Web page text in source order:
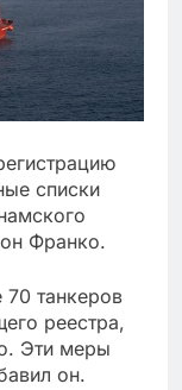
списки
Франко.
танкеров
реестра,
Эти меры
он.